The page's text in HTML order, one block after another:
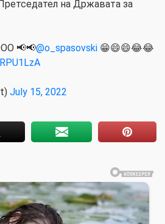
на Државата за
📢📢@o_spasovski 😁😄😄😂😂
July 15, 2022